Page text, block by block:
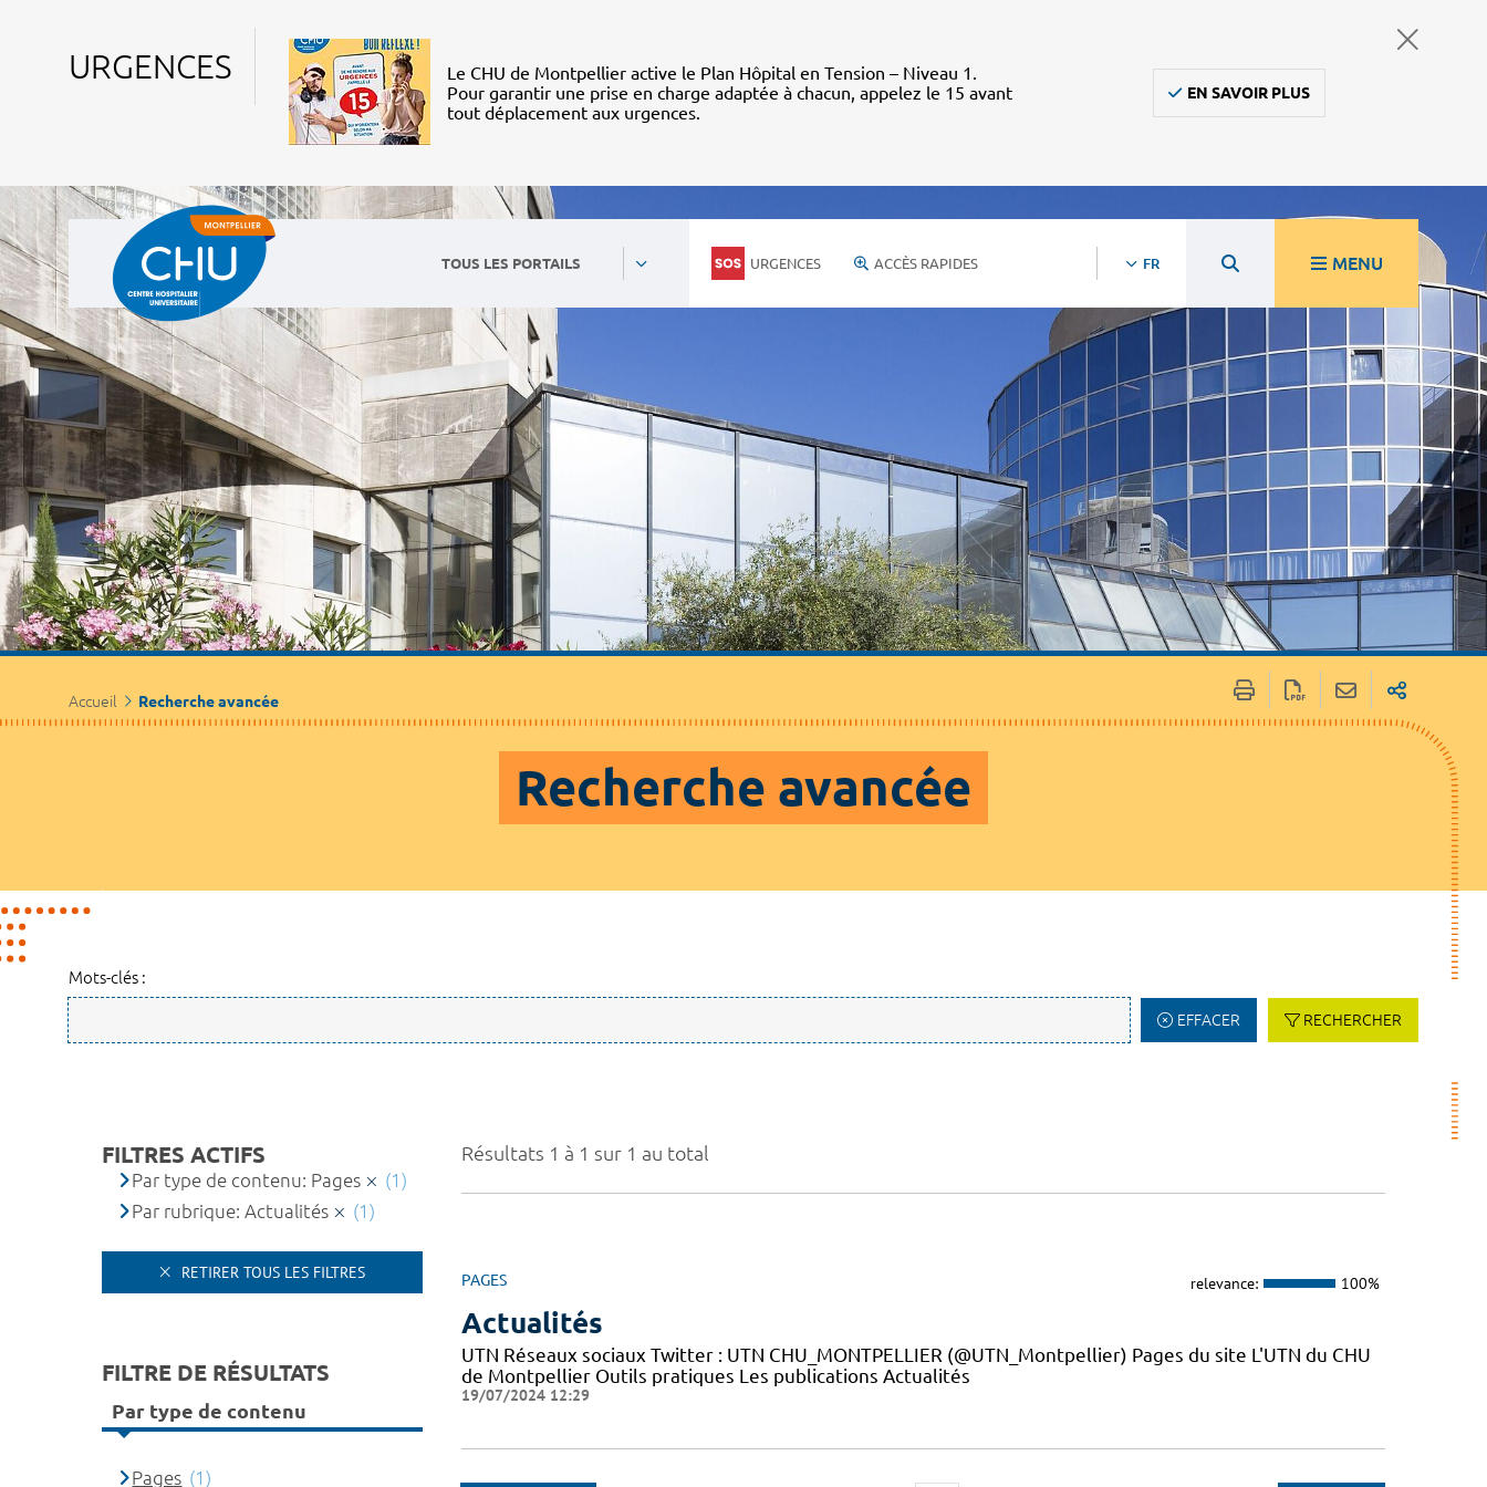
URGENCES
Le CHU de Montpellier active le Plan Hôpital en Tension – Niveau 1.
Pour garantir une prise en charge adaptée à chacun, appelez le 15 avant
tout déplacement aux urgences.
EN SAVOIR PLUS
TOUS LES PORTAILS URGENCES ACCÈS RAPIDES FR MENU
Accueil Recherche avancée
Recherche avancée
Mots-clés :
EFFACER RECHERCHER
Résultats 1 à 1 sur 1 au total
PAGES relevance: 100%
Actualités
UTN Réseaux sociaux Twitter : UTN CHU_MONTPELLIER (@UTN_Montpellier) Pages du site L'UTN du CHU
de Montpellier Outils pratiques Les publications Actualités
19/07/2024 12:29
FILTRES ACTIFS
Par type de contenu: Pages
(1)
Par rubrique: Actualités
(1)
RETIRER TOUS LES FILTRES
FILTRE DE RÉSULTATS
Par type de contenu
Pages (1)